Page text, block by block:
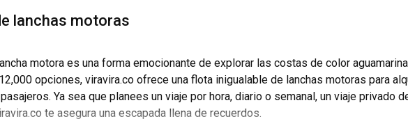
lanchas motoras
motora es una forma emocionante de explorar las costas de color
opciones, viravira.co ofrece una flota inigualable de lanchas motoras para
Ya sea que planees un viaje por hora, diario o semanal, un viaje privado
te asegura una escapada llena de recuerdos.